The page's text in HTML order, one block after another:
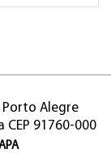
Porto Alegre
CEP 91760-000